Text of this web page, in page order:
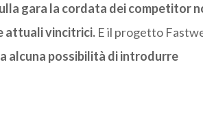
gara la cordata dei competitor
attuali vincitrici.E il progetto
alcuna possibilità di introdurre